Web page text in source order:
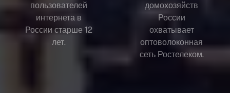
пользователей
интернета в
России старше 12
лет.
домохозяйств
России
охватывает
оптоволоконная
сеть Ростелеком.